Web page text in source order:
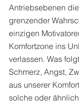
Antriebsebenen
grenzender
einzigen
Komfortzone ins
verlassen. Was
Schmerz, Angst,
aus unserer
solche oder